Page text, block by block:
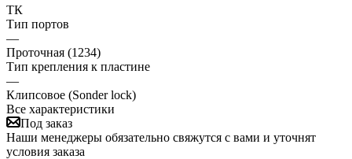
ТК
Тип портов
—
Проточная (1234)
Тип крепления к пластине
—
Клипсовое (Sonder lock)
Все характеристики
Под заказ
Наши менеджеры обязательно свяжутся с вами и уточнят
условия заказа